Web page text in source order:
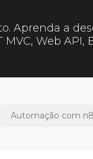
Aprenda a
MVC, Web
Automação com